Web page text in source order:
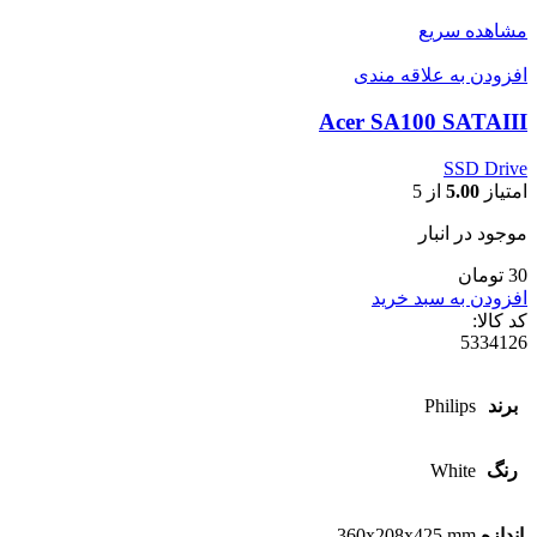
مشاهده سریع
افزودن به علاقه مندی
Acer SA100 SATAIII
SSD Drive
امتیاز 5.00 از 5
موجود در انبار
30 تومان
افزودن به سبد خرید
کد کالا:
5334126
برند Philips
رنگ White